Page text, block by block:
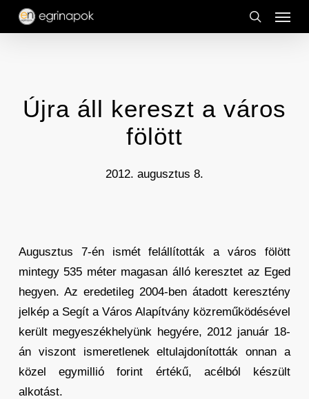
Skip
search
Menu
Újra áll kereszt a város
fölött
2012. augusztus 8.
Augusztus 7-én ismét felállították a város fölött
mintegy 535 méter magasan álló keresztet az Eged
hegyen. Az eredetileg 2004-ben átadott keresztény
jelkép a Segít a Város Alapítvány közreműködésével
került megyeszékhelyünk hegyére, 2012 január 18-
án viszont ismeretlenek eltulajdonították onnan a
közel egymillió forint értékű, acélból készült
alkotást.